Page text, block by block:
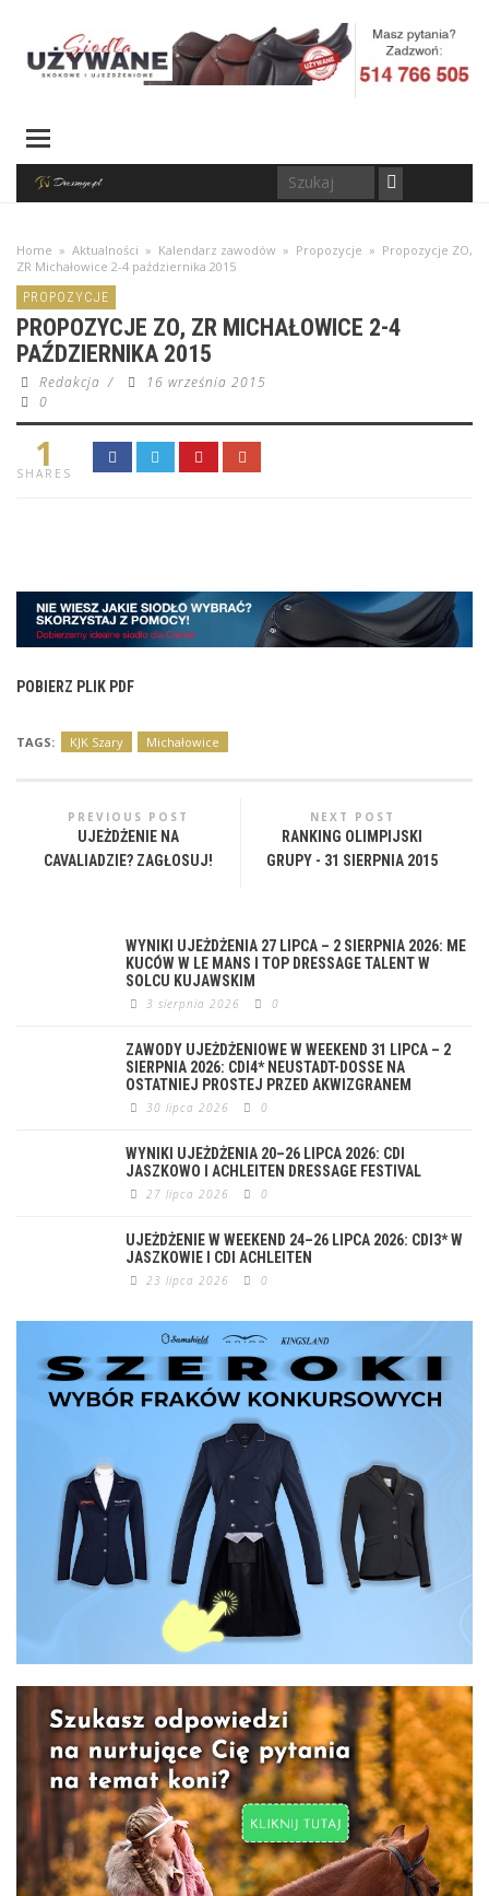
Home » Aktualności » Kalendarz zawodów » Propozycje » Propozycje ZO,
ZR Michałowice 2-4 października 2015
PROPOZYCJE
PROPOZYCJE ZO, ZR MICHAŁOWICE 2-4
PAŹDZIERNIKA 2015
Redakcja /
16 września 2015
0
1
SHARES
POBIERZ PLIK PDF
TAGS: KJK Szary Michałowice
PREVIOUS POST
UJEŻDŻENIE NA
CAVALIADZIE? ZAGŁOSUJ!
NEXT POST
RANKING OLIMPIJSKI
GRUPY - 31 SIERPNIA 2015
WYNIKI UJEŻDŻENIA 27 LIPCA – 2 SIERPNIA 2026: ME
KUCÓW W LE MANS I TOP DRESSAGE TALENT W
SOLCU KUJAWSKIM
3 sierpnia 2026 0
ZAWODY UJEŻDŻENIOWE W WEEKEND 31 LIPCA – 2
SIERPNIA 2026: CDI4* NEUSTADT-DOSSE NA
OSTATNIEJ PROSTEJ PRZED AKWIZGRANEM
30 lipca 2026 0
WYNIKI UJEŻDŻENIA 20–26 LIPCA 2026: CDI
JASZKOWO I ACHLEITEN DRESSAGE FESTIVAL
27 lipca 2026 0
UJEŻDŻENIE W WEEKEND 24–26 LIPCA 2026: CDI3* W
JASZKOWIE I CDI ACHLEITEN
23 lipca 2026 0